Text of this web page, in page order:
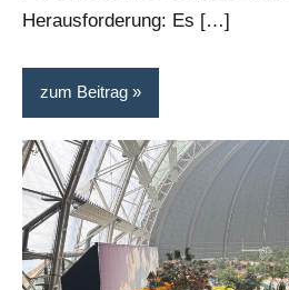
Herausforderung: Es […]
zum Beitrag